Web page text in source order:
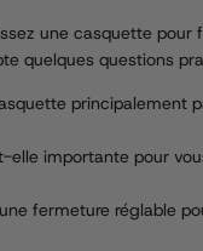
une casquette pour
quelques questions
principalement
elle importante pour
fermeture réglable